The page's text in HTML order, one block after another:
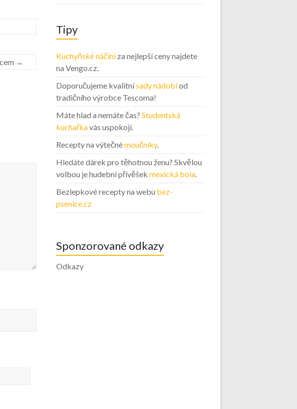
→
Tipy
Kuchyňské náčiníza nejlepší ceny najdete
na Vengo.cz.
Doporučujeme kvalitnísady nádobíod
tradičního výrobce Tescoma!
Máte hlad a nemáte čas? Studentská
kuchařkavás uspokojí.
Recepty na výtečnémoučníky.
Hledáte dárek pro těhotnou ženu? Skvělou
volbou je hudební přívěšek mexická bola.
Bezlepkové recepty na webu bez-
psenice.cz
Sponzorované odkazy
Odkazy